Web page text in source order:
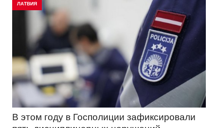
ЛАТВИЯ
В этом году в Госполиции зафиксировали